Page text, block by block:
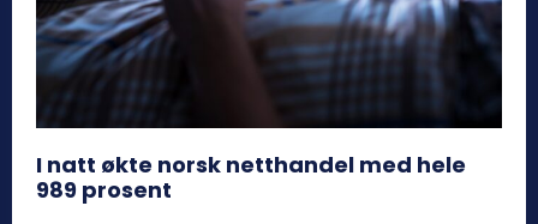
I natt økte norsk netthandel med hele
989 prosent